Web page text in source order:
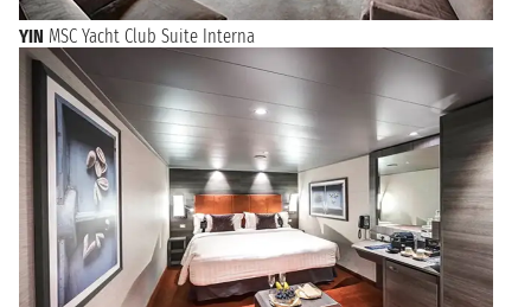
YIN MSC Yacht Club Suite Interna